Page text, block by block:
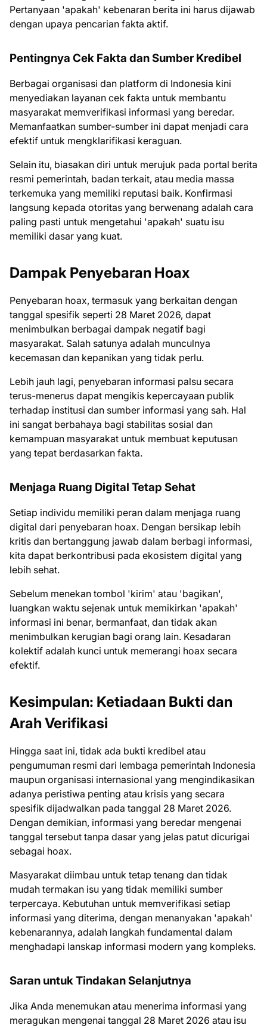
Pertanyaan 'apakah' kebenaran berita ini harus dijawab
dengan upaya pencarian fakta aktif.
Pentingnya Cek Fakta dan Sumber Kredibel
Berbagai organisasi dan platform di Indonesia kini
menyediakan layanan cek fakta untuk membantu
masyarakat memverifikasi informasi yang beredar.
Memanfaatkan sumber-sumber ini dapat menjadi cara
efektif untuk mengklarifikasi keraguan.
Selain itu, biasakan diri untuk merujuk pada portal berita
resmi pemerintah, badan terkait, atau media massa
terkemuka yang memiliki reputasi baik. Konfirmasi
langsung kepada otoritas yang berwenang adalah cara
paling pasti untuk mengetahui 'apakah' suatu isu
memiliki dasar yang kuat.
Dampak Penyebaran Hoax
Penyebaran hoax, termasuk yang berkaitan dengan
tanggal spesifik seperti 28 Maret 2026, dapat
menimbulkan berbagai dampak negatif bagi
masyarakat. Salah satunya adalah munculnya
kecemasan dan kepanikan yang tidak perlu.
Lebih jauh lagi, penyebaran informasi palsu secara
terus-menerus dapat mengikis kepercayaan publik
terhadap institusi dan sumber informasi yang sah. Hal
ini sangat berbahaya bagi stabilitas sosial dan
kemampuan masyarakat untuk membuat keputusan
yang tepat berdasarkan fakta.
Menjaga Ruang Digital Tetap Sehat
Setiap individu memiliki peran dalam menjaga ruang
digital dari penyebaran hoax. Dengan bersikap lebih
kritis dan bertanggung jawab dalam berbagi informasi,
kita dapat berkontribusi pada ekosistem digital yang
lebih sehat.
Sebelum menekan tombol 'kirim' atau 'bagikan',
luangkan waktu sejenak untuk memikirkan 'apakah'
informasi ini benar, bermanfaat, dan tidak akan
menimbulkan kerugian bagi orang lain. Kesadaran
kolektif adalah kunci untuk memerangi hoax secara
efektif.
Kesimpulan: Ketiadaan Bukti dan
Arah Verifikasi
Hingga saat ini, tidak ada bukti kredibel atau
pengumuman resmi dari lembaga pemerintah Indonesia
maupun organisasi internasional yang mengindikasikan
adanya peristiwa penting atau krisis yang secara
spesifik dijadwalkan pada tanggal 28 Maret 2026.
Dengan demikian, informasi yang beredar mengenai
tanggal tersebut tanpa dasar yang jelas patut dicurigai
sebagai hoax.
Masyarakat diimbau untuk tetap tenang dan tidak
mudah termakan isu yang tidak memiliki sumber
terpercaya. Kebutuhan untuk memverifikasi setiap
informasi yang diterima, dengan menanyakan 'apakah'
kebenarannya, adalah langkah fundamental dalam
menghadapi lanskap informasi modern yang kompleks.
Saran untuk Tindakan Selanjutnya
Jika Anda menemukan atau menerima informasi yang
meragukan mengenai tanggal 28 Maret 2026 atau isu